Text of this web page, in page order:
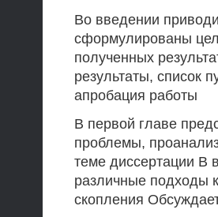
Во введении
сформулированы
полученных
результаты, список
апробация работы
В первой главе
проблемы,
теме диссертации В
различные подходы
скопления